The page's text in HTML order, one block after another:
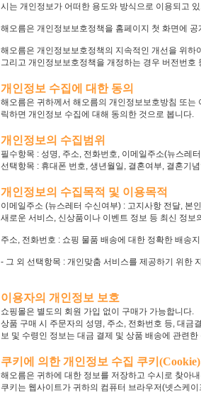
시는 개인정보가 어떠한 용도와 방식으로 이용되고
해오름은 개인정보보호정책을 홈페이지 첫 화면에
해오름은 개인정보보호정책의 지속적인 개선을 위
그리고 개인정보보호정책을 개정하는 경우 버전번
개인정보 수집에 대한 동의
해오름은 귀하께서 해오름의 개인정보보호방침 또
릭하면 개인정보 수집에 대해 동의한 것으로 봅니다.
개인정보의 수집범위
필수항목 : 성명, 주소, 전화번호, 이메일주소(뉴스레
선택항목 : 휴대폰 번호, 생년월일, 결혼여부, 결혼기
개인정보의 수집목적 및 이용목적
이메일주소 (뉴스레터 수신여부) : 고지사항 전달, 본
새로운 서비스, 신상품이나 이벤트 정보 등 최신 정보
주소, 전화번호 : 쇼핑 물품 배송에 대한 정확한 배송
- 그 외 선택항목 : 개인맞춤 서비스를 제공하기 위한
이용자의 개인정보 보호
쇼핑몰은 별도의 회원 가입 없이 구매가 가능합니다.
상품 구매 시 주문자의 성명, 주소, 전화번호 등, 대금
보 및 수령인 정보는 대금 결제 및 상품 배송에 관련
쿠키에 의한 개인정보 수집 쿠키
해오름은 귀하에 대한 정보를 저장하고 수시로 찾아
쿠키는 웹사이트가 귀하의 컴퓨터 브라우저(넷스케